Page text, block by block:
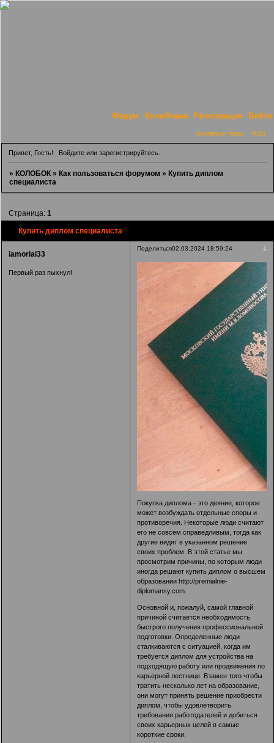
Форум Колобчане Регистрация Войти
Активные темы RSS
Привет, Гость! Войдитеили зарегистрируйтесь.
»КОЛОБОК »Как пользоваться форумом »Купить диплом
специалиста
Купить диплом специалиста
Страница:1
Поделиться 1
02.03.2024 18:59:24
Iamorial33
Первый раз пыхнул!
Покупка диплома - это деяние, которое
может возбуждать отдельные споры и
противоречия. Некоторые люди считают
его не совсем справедливым, тогда как
другие видят в указанном решение
своих проблем. В этой статье мы
просмотрим причины, по которым люди
иногда решают купить диплом о высшем
образованииhttp://premialnie-
diplomansy.com
Основной и, пожалуй, самой главной
причиной считается необходимость
быстрого получения профессиональной
подготовки. Определенные люди
сталкиваются с ситуацией, когда им
требуется диплом для устройства на
подходящую работу или продвижения по
карьерной лестнице. Взамен того чтобы
тратить несколько лет на образование,
они могут принять решение приобрести
диплом, чтобы удовлетворить
требования работодателей и добиться
своих карьерных целей в самые
короткие сроки.